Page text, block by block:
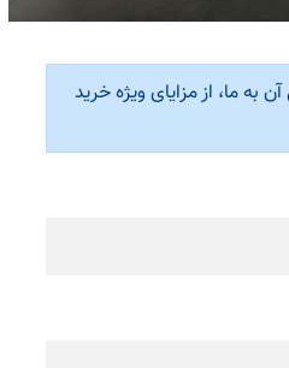
به ما، از مزایای ویژه خرید